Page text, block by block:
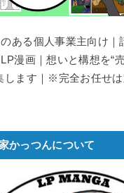
ある個人事業主向け｜
漫画｜想いと構想を“
します｜※完全お任せ
かっつんについて